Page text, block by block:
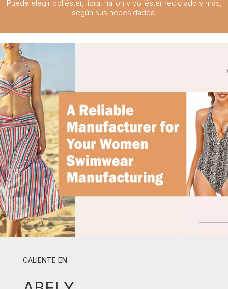
Puede elegir poliéster, licra, nailon y poliéster reciclado y más,
según sus necesidades.
CALIENTE EN